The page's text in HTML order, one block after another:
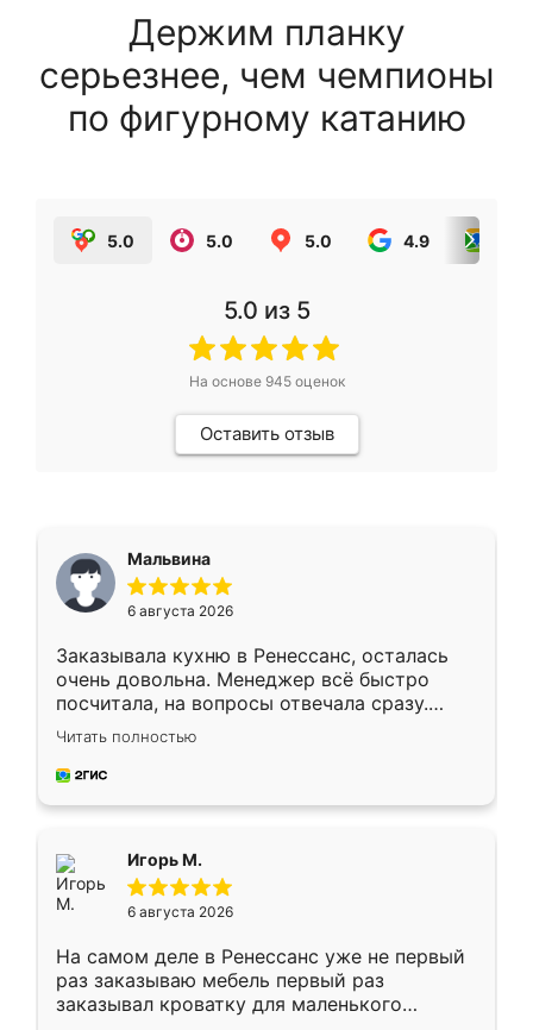
Держим планку
серьезнее, чем чемпионы
по фигурному катанию
5.0 5.0 5.0 4.9
5.0 из 5
На основе 945оценок
Оставить отзыв
Мальвина
6 августа 2026
Заказывала кухню в Ренессанс, осталась
очень довольна. Менеджер всё быстро
посчитала, на вопросы отвечала сразу.
Замерщик приехал в субботу, подошёл к
делу со всей ответственностью. Собрали
за день, ребята работали аккуратно, даже
Читать полностью
Игорь М.
6 августа 2026
На самом деле в Ренессанс уже не первый
раз заказываю мебель первый раз
заказывал кроватку для маленького